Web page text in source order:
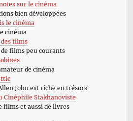
sur le cinéma
bien développées
le cinéma
cinéma
films
films peu courants
de cinéma
John est riche en trésors
Cinéphile Stakhanoviste
films et aussi de livres